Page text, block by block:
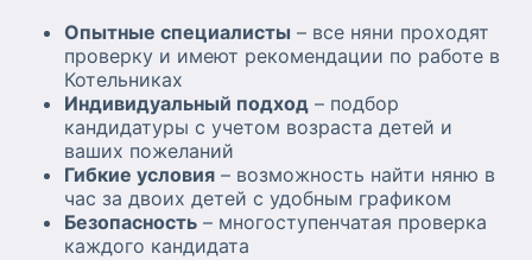
Опытные специалисты – все няни проходят
проверку и имеют рекомендации по работе в
Котельниках
Индивидуальный подход – подбор
кандидатуры с учетом возраста детей и
ваших пожеланий
Гибкие условия – возможность найти няню в
час за двоих детей с удобным графиком
Безопасность – многоступенчатая проверка
каждого кандидата